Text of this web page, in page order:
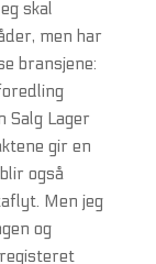
skal
men har
bransjene:
Salg Lager
gir en
også
Men jeg
og